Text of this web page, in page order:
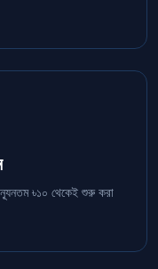
৳১০ থেকেই শুরু করা